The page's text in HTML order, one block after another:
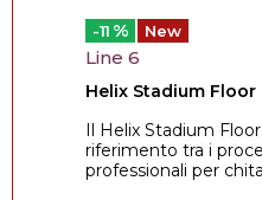
-11 % New
Line 6
Helix Stadium Floor
Il Helix Stadium
riferimento tra i
professionali per